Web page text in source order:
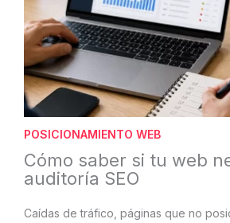
POSICIONAMIENTO WEB
Cómo saber si tu web
auditoría SEO
Caídas de tráfico, páginas que no